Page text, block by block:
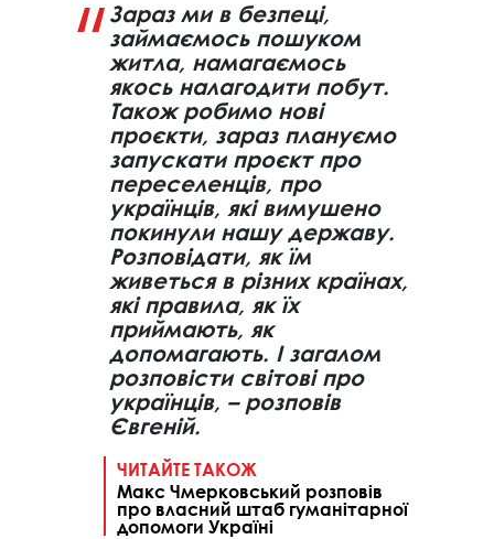
Зараз ми в безпеці,
займаємось пошуком
житла, намагаємось
якось налагодити побут.
Також робимо нові
проєкти, зараз плануємо
запускати проєкт про
переселенців, про
українців, які вимушено
покинули нашу державу.
Розповідати, як їм
живеться в різних країнах,
які правила, як їх
приймають, як
допомагають. І загалом
розповісти світові про
українців, – розповів
Євгеній.
ЧИТАЙТЕ ТАКОЖ
Макс Чмерковський розповів
про власний штаб гуманітарної
допомоги Україні